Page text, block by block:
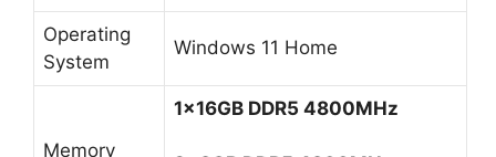
1TB M.2 NVMe™ PCIe®4.0 SSD
512GB M.2 NVMe™ PCIe®4.0